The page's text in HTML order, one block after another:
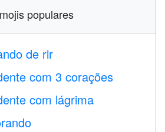
populares
de rir
com 3 corações
com lágrima